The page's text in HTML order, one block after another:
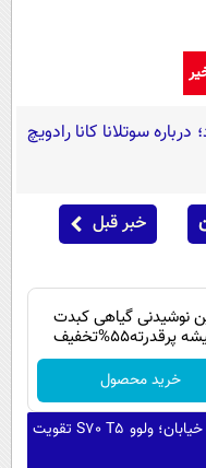
سوتلانا کانا رادویچ
خبر قبل
نوشیدنی گیاهی کبدت
خرید محصول
از جعبه امن سوئدی تا شکارچی خیابان؛ ولوو S70 T5 تقویت